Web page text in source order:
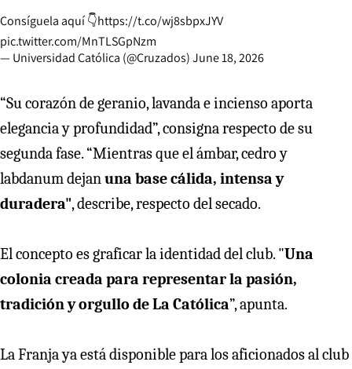
Consíguela aquí 👇https://t.co/wj8sbpxJYV
pic.twitter.com/MnTLSGpNzm
— Universidad Católica (@Cruzados)June 18, 2026
“Su corazón de geranio, lavanda e incienso aporta
elegancia y profundidad”, consigna respecto de su
segunda fase. “Mientras que el ámbar, cedro y
labdanum dejanuna base cálida, intensa y
duradera", describe, respecto del secado.
El concepto es graficar la identidad del club. "Una
colonia creada para representar la pasión,
tradición y orgullo de La Católica”, apunta.
La Franja ya está disponible para los aficionados al club